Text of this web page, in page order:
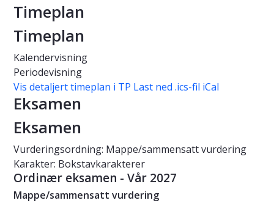
Timeplan
Timeplan
Kalendervisning
Periodevisning
Vis detaljert timeplan i TP Last ned .ics-fil iCal
Eksamen
Eksamen
Vurderingsordning: Mappe/sammensatt vurdering
Karakter: Bokstavkarakterer
Ordinær eksamen - Vår 2027
Mappe/sammensatt vurdering